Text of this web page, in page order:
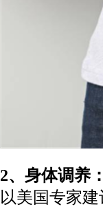
2、身体调养：
以美国专家